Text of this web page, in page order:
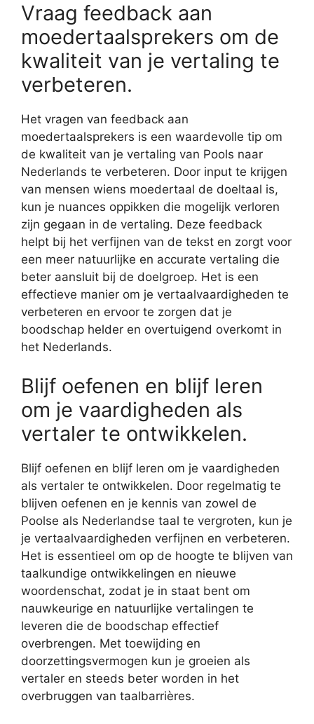
Vraag feedback aan
moedertaalsprekers om de
kwaliteit van je vertaling te
verbeteren.
Het vragen van feedback aan
moedertaalsprekers is een waardevolle tip om
de kwaliteit van je vertaling van Pools naar
Nederlands te verbeteren. Door input te krijgen
van mensen wiens moedertaal de doeltaal is,
kun je nuances oppikken die mogelijk verloren
zijn gegaan in de vertaling. Deze feedback
helpt bij het verfijnen van de tekst en zorgt voor
een meer natuurlijke en accurate vertaling die
beter aansluit bij de doelgroep. Het is een
effectieve manier om je vertaalvaardigheden te
verbeteren en ervoor te zorgen dat je
boodschap helder en overtuigend overkomt in
het Nederlands.
Blijf oefenen en blijf leren
om je vaardigheden als
vertaler te ontwikkelen.
Blijf oefenen en blijf leren om je vaardigheden
als vertaler te ontwikkelen. Door regelmatig te
blijven oefenen en je kennis van zowel de
Poolse als Nederlandse taal te vergroten, kun je
je vertaalvaardigheden verfijnen en verbeteren.
Het is essentieel om op de hoogte te blijven van
taalkundige ontwikkelingen en nieuwe
woordenschat, zodat je in staat bent om
nauwkeurige en natuurlijke vertalingen te
leveren die de boodschap effectief
overbrengen. Met toewijding en
doorzettingsvermogen kun je groeien als
vertaler en steeds beter worden in het
overbruggen van taalbarrières.